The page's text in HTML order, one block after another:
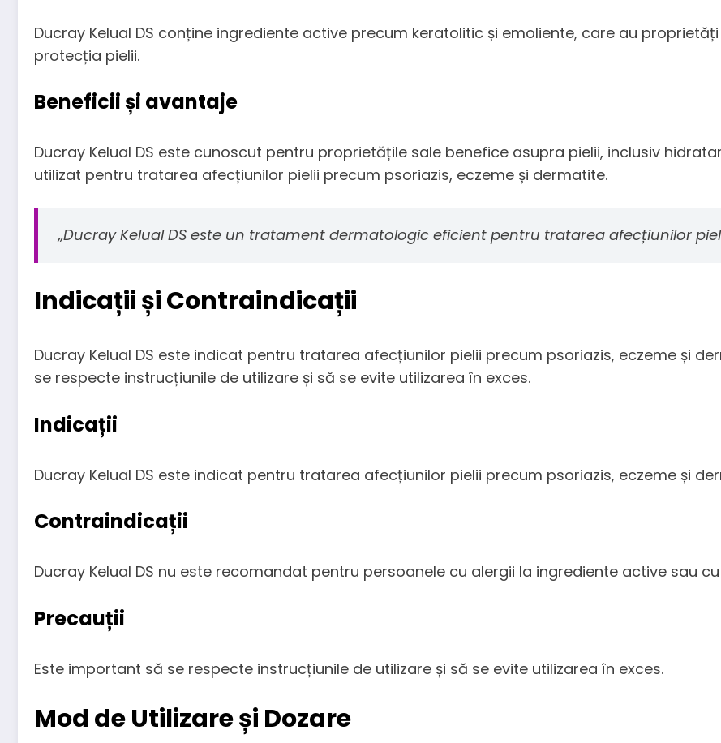
Ducray Kelual DS conține ingrediente active precum keratolitic și emoliente, care au
protecția pielii.
Beneficii și avantaje
Ducray Kelual DS este cunoscut pentru proprietățile sale benefice asupra pielii, inclusiv
utilizat pentru tratarea afecțiunilor pielii precum psoriazis, eczeme și dermatite.
„Ducray Kelual DS este un tratament dermatologic eficient pentru tratarea afecțiunilor
Indicații și Contraindicații
Ducray Kelual DS este indicat pentru tratarea afecțiunilor pielii precum psoriazis, eczeme și
se respecte instrucțiunile de utilizare și să se evite utilizarea în exces.
Indicații
Ducray Kelual DS este indicat pentru tratarea afecțiunilor pielii precum psoriazis, eczeme și
Contraindicații
Ducray Kelual DS nu este recomandat pentru persoanele cu alergii la ingrediente active sau
Precauții
Este important să se respecte instrucțiunile de utilizare și să se evite utilizarea în exces.
Mod de Utilizare și Dozare